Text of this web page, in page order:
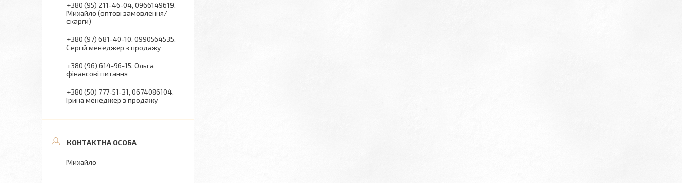
+380 (95) 211-46-04 0966149619
Михайло (оптові замовлення/
скарги)
+380 (97) 681-40-10 0990564535
Сергій менеджер з продажу
+380 (96) 614-96-15 Ольга
фінансові питання
+380 (50) 777-51-31 0674086104
Ірина менеджер з продажу
Михайло